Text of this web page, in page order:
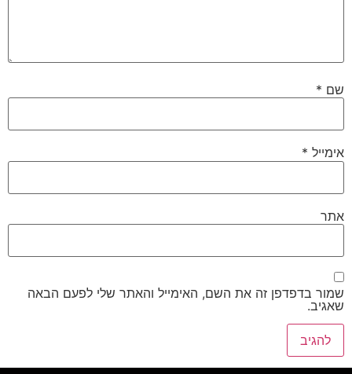
שם*
אימייל*
אתר
שמור בדפדפן זה את השם, האימייל והאתר שלי לפעם הבאה
שאגיב.